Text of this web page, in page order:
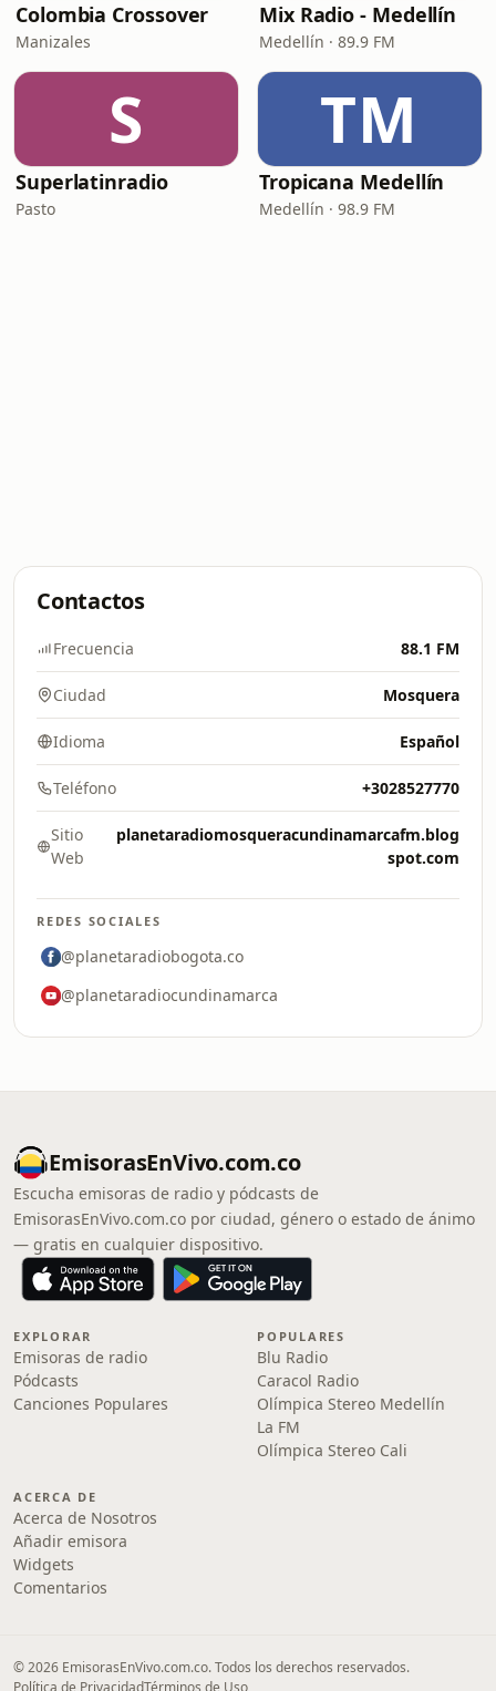
Colombia Crossover
Manizales
Mix Radio - Medellín
Medellín · 89.9 FM
S
Superlatinradio
Pasto
TM
Tropicana Medellín
Medellín · 98.9 FM
Contactos
Frecuencia 88.1 FM
Ciudad Mosquera
Idioma Español
Teléfono +3028527770
Sitio
Web
planetaradiomosqueracundinamarcafm.blog
spot.com
REDES SOCIALES
@planetaradiobogota.co
@planetaradiocundinamarca
EmisorasEnVivo.com.co
Escucha emisoras de radio y pódcasts de
EmisorasEnVivo.com.co por ciudad, género o estado de ánimo
— gratis en cualquier dispositivo.
EXPLORAR
Emisoras de radio
Pódcasts
Canciones Populares
POPULARES
Blu Radio
Caracol Radio
Olímpica Stereo Medellín
La FM
Olímpica Stereo Cali
ACERCA DE
Acerca de Nosotros
Añadir emisora
Widgets
Comentarios
© 2026 EmisorasEnVivo.com.co. Todos los derechos reservados.
Política de PrivacidadTérminos de Uso